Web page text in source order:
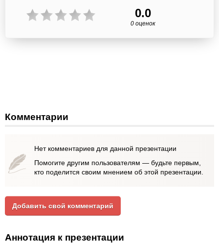
0.0
0 оценок
Комментарии
Нет комментариев для данной презентации
Помогите другим пользователям — будьте первым,
кто поделится своим мнением об этой презентации.
Добавить свой комментарий
Аннотация к презентации